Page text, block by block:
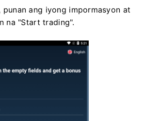
punan ang iyong impormasyon at
na "Start trading".